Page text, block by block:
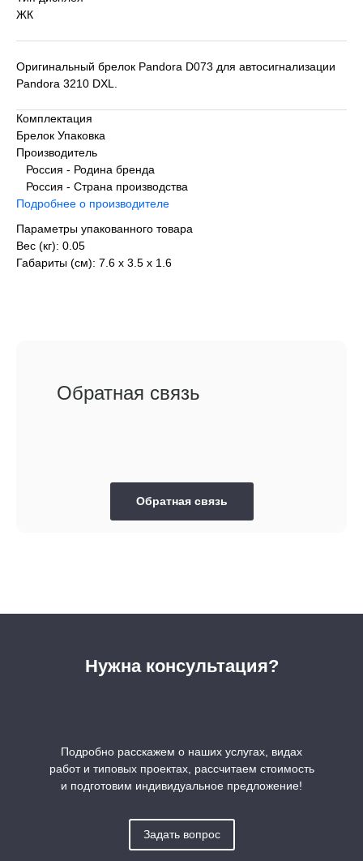
ЖК
Оригинальный брелок Pandora D073 для автосигнализации
Pandora 3210 DXL.
Комплектация
Брелок Упаковка
Производитель
Россия - Родина бренда
Россия - Страна производства
Подробнее о производителе
Параметры упакованного товара
Вес (кг): 0.05
Габариты (см): 7.6 х 3.5 х 1.6
Обратная связь
Обратная связь
Нужна консультация?
Подробно расскажем о наших услугах, видах
работ и типовых проектах, рассчитаем стоимость
и подготовим индивидуальное предложение!
Задать вопрос